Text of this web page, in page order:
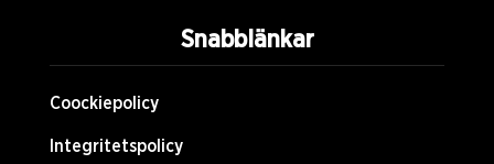
Snabblänkar
Coockiepolicy
Integritetspolicy